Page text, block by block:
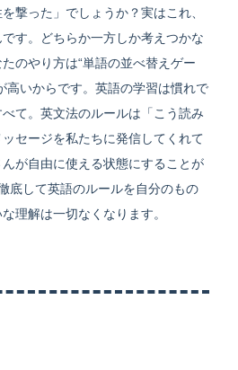
撃った」でしょうか？実はこれ、
す。どちらか一方しか考えつかな
のやり方は“単語の並べ替えゲー
高いからです。英語の学習は慣れで
て。英文法のルールは「こう読み
セージを私たちに発信してくれて
が自由に使える状態にすることが
底して英語のルールを自分のもの
理解は一切なくなります。